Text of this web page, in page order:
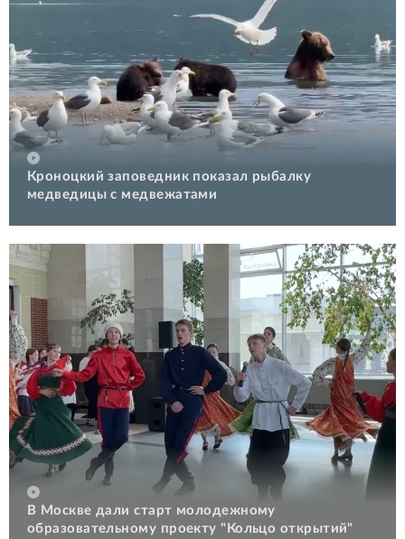
Кроноцкий заповедник показал рыбалку
медведицы с медвежатами
В Москве дали старт молодежному
образовательному проекту "Кольцо открытий"